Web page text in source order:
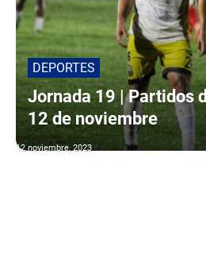
DEPORTES
Jornada 19 | Partidos
12 de noviembre
12 noviembre, 2023